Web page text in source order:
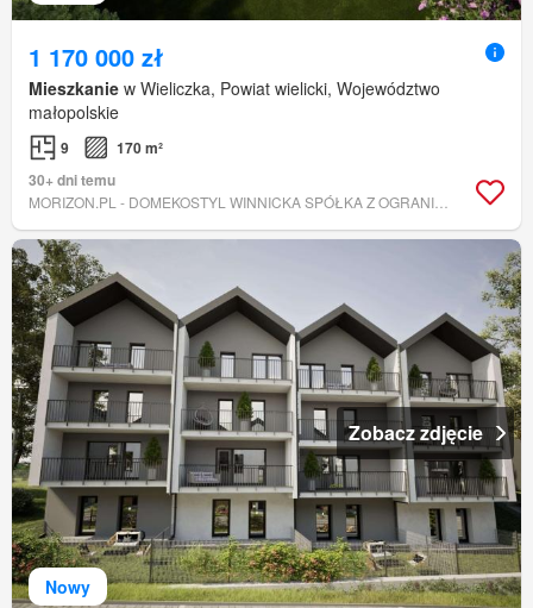
1 170 000 zł
Mieszkanie w Wieliczka, Powiat wielicki, Województwo
małopolskie
9
170 m²
30+ dni temu
Nowy
Zobacz zdjęcie